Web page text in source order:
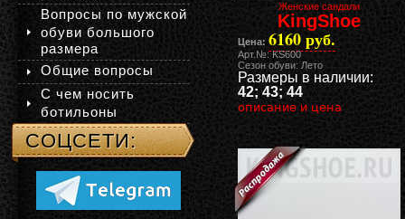
Женские сандали
KingShoe
Цена: 6160 руб.
Арт.№: KS600
Сезон обуви: Лето
Размеры в наличии:
42; 43; 44
описание и цена
Вопросы по мужской
обуви большого
размера
Общие вопросы
С чем носить
ботильоны
СОЦСЕТИ: